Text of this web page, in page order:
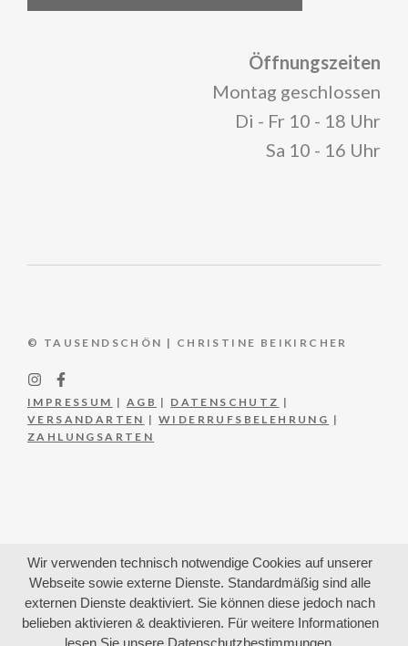
Öffnungszeiten
Montag geschlossen
Di - Fr 10 - 18 Uhr
Sa 10 - 16 Uhr
© TAUSENDSCHÖN | CHRISTINE BEIKIRCHER
IMPRESSUM | AGB | DATENSCHUTZ |
VERSANDARTEN |WIDERRUFSBELEHRUNG |
ZAHLUNGSARTEN
Wir verwenden technisch notwendige Cookies auf unserer
Webseite sowie externe Dienste. Standardmäßig sind alle
externen Dienste deaktiviert. Sie können diese jedoch nach
belieben aktivieren & deaktivieren. Für weitere Informationen
lesen Sie unsere Datenschutzbestimmungen.